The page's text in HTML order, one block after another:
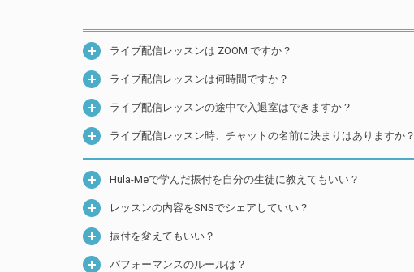
ライブ配信レッスンは ZOOM ですか？
ライブ配信レッスンは何時間ですか？
ライブ配信レッスンの途中で入退室はできますか？
ライブ配信レッスン時、チャットの名前に決まりはありますか？
Hula-Meで学んだ振付を自分の生徒に教えてもいい？
レッスンの内容をSNSでシェアしていい？
振付を変えてもいい？
パフォーマンスのルールは？